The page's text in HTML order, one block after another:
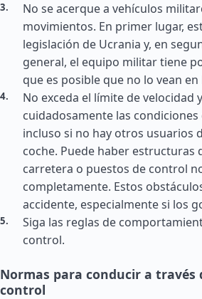
No se acerque a vehículos
movimientos. En primer lugar,
legislación de Ucrania y, en
general, el equipo militar tiene
que es posible que no lo vean
No exceda el límite de velocidad
cuidadosamente las
incluso si no hay otros usuarios
coche. Puede haber estructuras
carretera o puestos de control
completamente. Estos
accidente, especialmente si los
Siga las reglas de
control.
Normas para conducir a través
control